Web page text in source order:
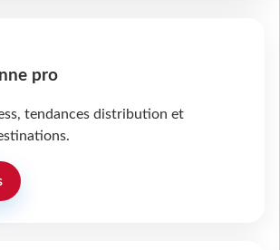
pro
tendances distribution et